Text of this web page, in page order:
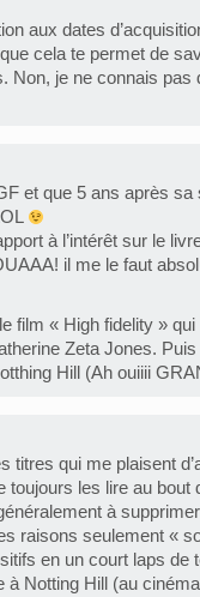
aux dates
cela te permet de
Non, je ne connais pas
et que 5 ans après sa
à l’intérêt sur le
il me le faut
film « High fidelity »
Zeta Jones. Puis
Hill (Ah ouiiii
titres qui me plaisent
toujours les lire au bout
à
raisons seulement «
en un court laps de
Notting Hill (au cinéma